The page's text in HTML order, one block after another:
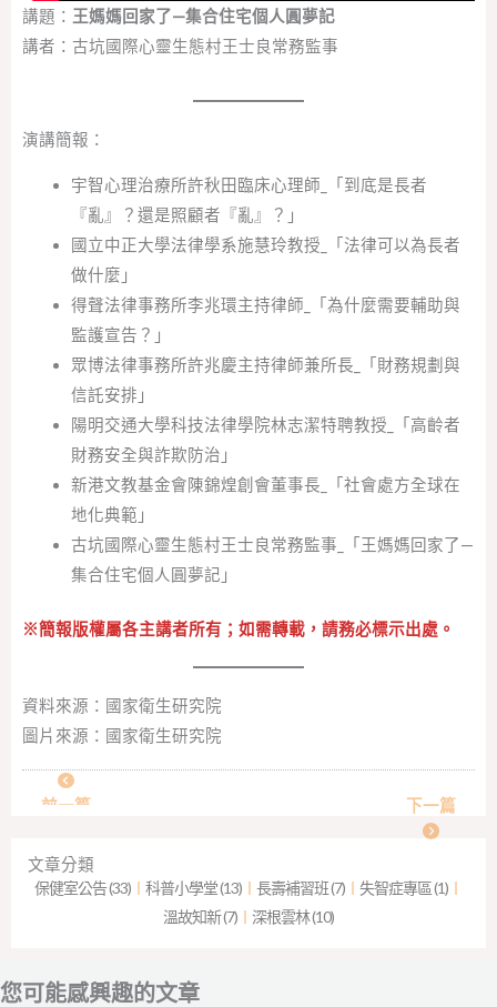
講題： 王媽媽回家了—集合住宅個人圓夢記
講者：古坑國際心靈生態村王士良常務監事
演講簡報：
宇智心理治療所許秋田臨床心理師_「到底是長者
『亂』？還是照顧者『亂』？」
國立中正大學法律學系施慧玲教授_「法律可以為長者
做什麼」
得聲法律事務所李兆環主持律師_「為什麼需要輔助與
監護宣告？」
眾博法律事務所許兆慶主持律師兼所長_「財務規劃與
信託安排」
陽明交通大學科技法律學院林志潔特聘教授_「高齡者
財務安全與詐欺防治」
新港文教基金會陳錦煌創會董事長_「社會處方全球在
地化典範」
古坑國際心靈生態村王士良常務監事_「王媽媽回家了—
集合住宅個人圓夢記」
※簡報版權屬各主講者所有；如需轉載，請務必標示出處。
資料來源：國家衛生研究院
圖片來源：國家衛生研究院
前一篇 下一篇
文章分類
保健室公告 (33) ︱ 科普小學堂 (13) ︱ 長壽補習班 (7) ︱ 失智症專區 (1) ︱
溫故知新 (7) ︱ 深根雲林 (10)
您可能感興趣的文章